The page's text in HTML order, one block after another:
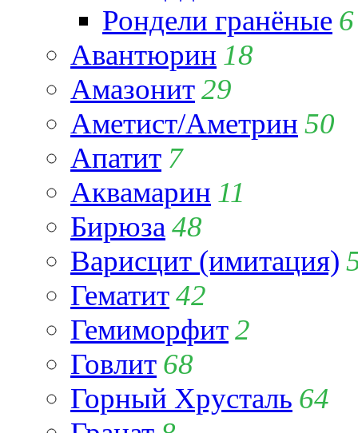
Рондели гранёные 6
Авантюрин 18
Амазонит29
Аметист/Аметрин 50
Апатит 7
Аквамарин 11
Бирюза 48
Варисцит (имитация)
Гематит42
Гемиморфит2
Говлит 68
Горный Хрусталь 64